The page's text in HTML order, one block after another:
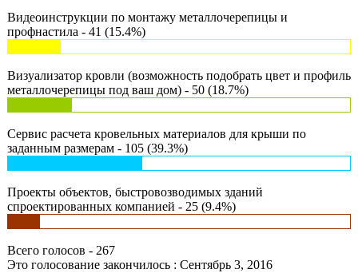
Видеоинструкции по монтажу металлочерепицы и
профнастила - 41 (15.4%)
Визуализатор кровли (возможность подобрать цвет и профиль
металлочерепицы под ваш дом) - 50 (18.7%)
Сервис расчета кровельных материалов для крыши по
заданным размерам - 105 (39.3%)
Проекты объектов, быстровозводимых зданий
спроектированных компанией - 25 (9.4%)
Всего голосов - 267
Это голосование закончилось : Сентябрь 3, 2016